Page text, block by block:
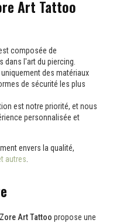
Art Tattoo
composée de
l'art du piercing.
des matériaux
de sécurité les plus
est notre priorité, et nous
personnalisée et
envers la qualité,
autres
Art Tattoo propose une